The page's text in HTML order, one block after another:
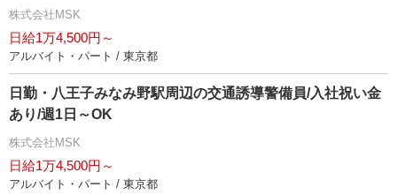
株式会社MSK
日給1万4,500円～
アルバイト・パート / 東京都
日勤・八王子みなみ野駅周辺の交通誘導警備員/入社祝い金
あり/週1日～OK
株式会社MSK
日給1万4,500円～
アルバイト・パート / 東京都